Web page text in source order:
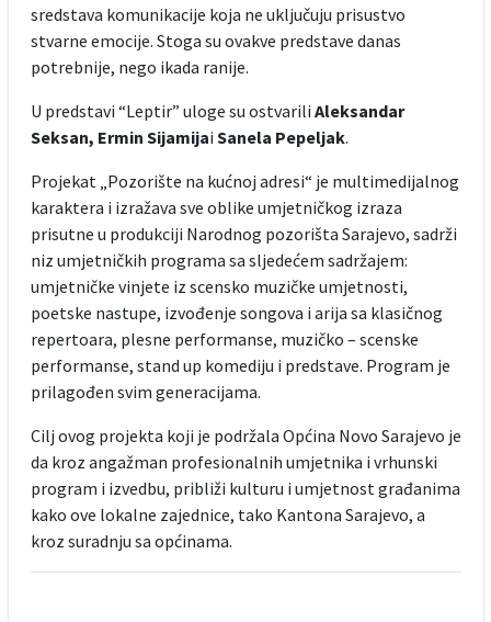
sredstava komunikacije koja ne uključuju prisustvo
stvarne emocije. Stoga su ovakve predstave danas
potrebnije, nego ikada ranije.
U predstavi “Leptir” uloge su ostvarili Aleksandar
Seksan, Ermin Sijamijai Sanela Pepeljak.
Projekat „Pozorište na kućnoj adresi“ je multimedijalnog
karaktera i izražava sve oblike umjetničkog izraza
prisutne u produkciji Narodnog pozorišta Sarajevo, sadrži
niz umjetničkih programa sa sljedećem sadržajem:
umjetničke vinjete iz scensko muzičke umjetnosti,
poetske nastupe, izvođenje songova i arija sa klasičnog
repertoara, plesne performanse, muzičko – scenske
performanse, stand up komediju i predstave. Program je
prilagođen svim generacijama.
Cilj ovog projekta koji je podržala Općina Novo Sarajevo je
da kroz angažman profesionalnih umjetnika i vrhunski
program i izvedbu, približi kulturu i umjetnost građanima
kako ove lokalne zajednice, tako Kantona Sarajevo, a
kroz suradnju sa općinama.